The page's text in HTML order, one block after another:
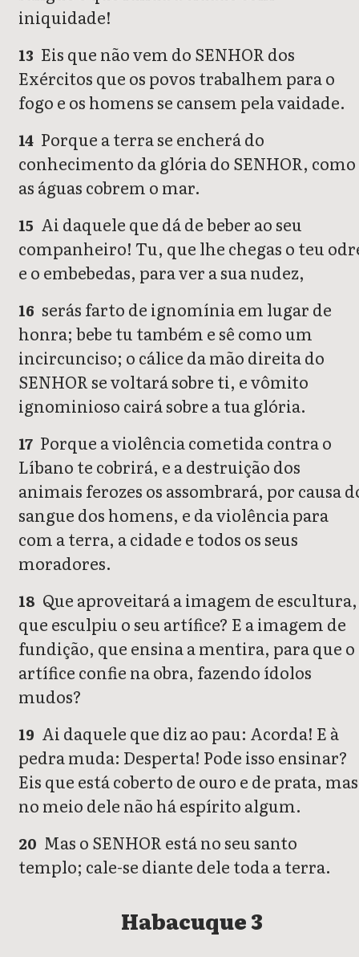
iniquidade!
13 Eis que não vem do SENHOR dos
Exércitos que os povos trabalhem para o
fogo e os homens se cansem pela vaidade.
14 Porque a terra se encherá do
conhecimento da glória do SENHOR, como
as águas cobrem o mar.
15 Ai daquele que dá de beber ao seu
companheiro! Tu, que lhe chegas o teu
e o embebedas, para ver a sua nudez,
16 serás farto de ignomínia em lugar de
honra; bebe tu também e sê como um
incircunciso; o cálice da mão direita do
SENHOR se voltará sobre ti, e vômito
ignominioso cairá sobre a tua glória.
17 Porque a violência cometida contra o
Líbano te cobrirá, e a destruição dos
animais ferozes os assombrará, por causa
sangue dos homens, e da violência para
com a terra, a cidade e todos os seus
moradores.
18 Que aproveitará a imagem de escultura,
que esculpiu o seu artífice? E a imagem de
fundição, que ensina a mentira, para que o
artífice confie na obra, fazendo ídolos
mudos?
19 Ai daquele que diz ao pau: Acorda! E à
pedra muda: Desperta! Pode isso ensinar?
Eis que está coberto de ouro e de prata, mas
no meio dele não há espírito algum.
20 Mas o SENHOR está no seu santo
templo; cale-se diante dele toda a terra.
Habacuque 3